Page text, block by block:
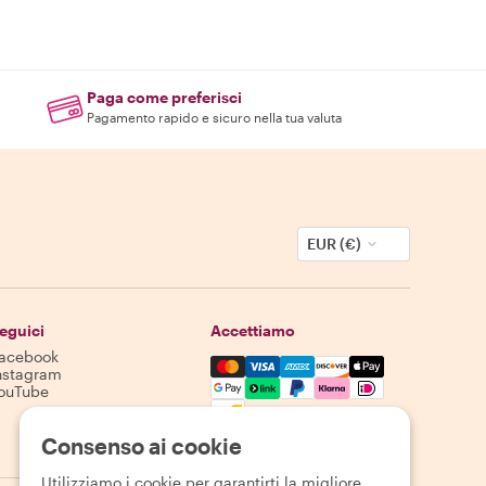
Paga come preferisci
Pagamento rapido e sicuro nella tua valuta
EUR (€)
Accettiamo
Mastercard, Visa, Amex,
Consenso ai cookie
Utilizziamo i cookie per garantirti la migliore